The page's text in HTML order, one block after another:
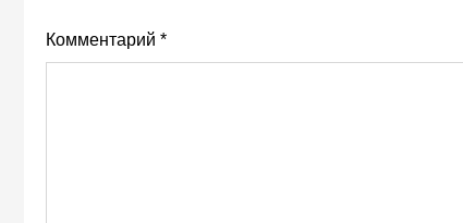
Комментарий *